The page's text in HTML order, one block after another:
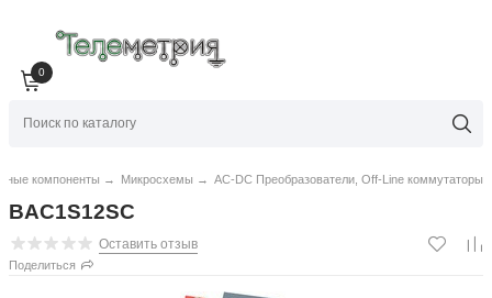
0
компоненты → Микросхемы → AC-DC Преобразователи, Off-Line коммутаторы
BAC1S12SC
Оставить отзыв
Поделиться